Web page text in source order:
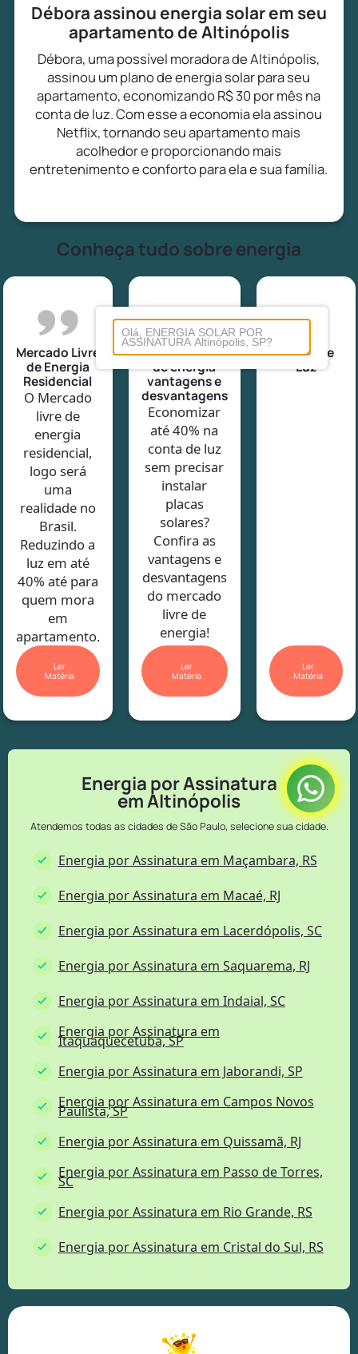
Débora assinou energia solar em seu
apartamento de Altinópolis
Débora, uma possível moradora de Altinópolis,
assinou um plano de energia solar para seu
apartamento, economizando R$ 30 por mês na
conta de luz. Com esse a economia ela assinou
Netflix, tornando seu apartamento mais
acolhedor e proporcionando mais
entretenimento e conforto para ela e sua família.
Conheça tudo sobre energia
Mercado Livre
de Energia
Residencial
O Mercado
livre de
energia
residencial,
logo será
uma
realidade no
Brasil.
Reduzindo a
luz em até
40% até para
quem mora
em
apartamento.
Ler
Matéria
Mercado livre
de energia
vantagens e
desvantagens
Economizar
até 40% na
conta de luz
sem precisar
instalar
placas
solares?
Confira as
vantagens e
desvantagens
do mercado
livre de
energia!
Ler
Matéria
Conta de
Luz
Ler
Matéria
Energia por Assinatura
em Altinópolis
Atendemos todas as cidades de São Paulo, selecione sua cidade.
Energia por Assinatura em Maçambara, RS
Energia por Assinatura em Macaé, RJ
Energia por Assinatura em Lacerdópolis, SC
Energia por Assinatura em Saquarema, RJ
Energia por Assinatura em Indaial, SC
Energia por Assinatura em
Itaquaquecetuba, SP
Energia por Assinatura em Jaborandi, SP
Energia por Assinatura em Campos Novos
Paulista, SP
Energia por Assinatura em Quissamã, RJ
Energia por Assinatura em Passo de Torres,
SC
Energia por Assinatura em Rio Grande, RS
Energia por Assinatura em Cristal do Sul, RS